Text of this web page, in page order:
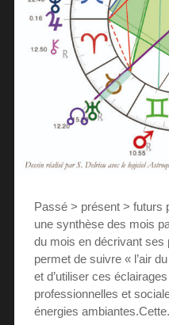
Passé > présent > futurs
une synthèse des mois
du mois en décrivant ses
permet de suivre « l’air
et d’utiliser ces
professionnelles et
énergies